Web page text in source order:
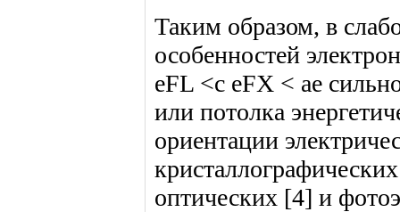
Таким образом, в
особенностей
eFL <с eFX < ае
или потолка
ориентации
оптических [4] и